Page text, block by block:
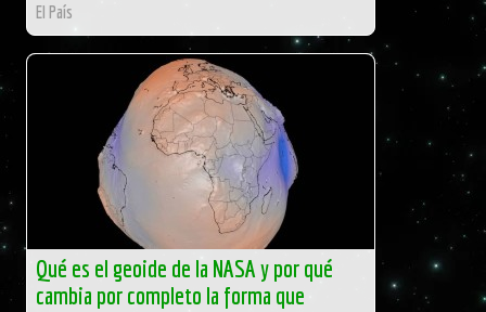
El País
Qué es el geoide de la NASA y por qué
cambia por completo la forma que